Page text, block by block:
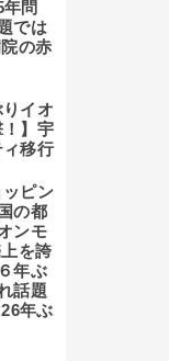
問
では
の赤
りイオ
】宇
移行
ピン
の都
ンモ
を誇
年ぶ
話題
年ぶ